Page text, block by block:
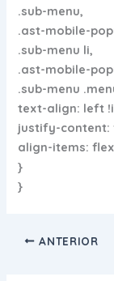
.sub-menu,
.ast-mobile-
.sub-menu li,
.ast-mobile-
.sub-menu
text-align: left
justify-content:
align-items:
}
}
ANTERIOR